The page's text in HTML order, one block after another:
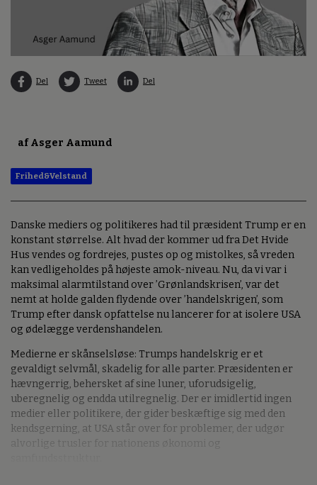
Del Tweet Del
af Asger Aamund
Frihed&Velstand
Danske mediers og politikeres had til præsident Trump er en
konstant størrelse. Alt hvad der kommer ud fra Det Hvide
Hus vendes og fordrejes, pustes op og mistolkes, så vreden
kan vedligeholdes på højeste amok-niveau. Nu, da vi var i
maksimal alarmtilstand over ’Grønlandskrisen’, var det
nemt at holde galden flydende over ’handelskrigen’, som
Trump efter dansk opfattelse nu lancerer for at isolere USA
og ødelægge verdenshandelen.
Medierne er skånselsløse: Trumps handelskrig er et
gevaldigt selvmål, skadelig for alle parter. Præsidenten er
hævngerrig, behersket af sine luner, uforudsigelig,
uberegnelig og endda utilregnelig. Der er imidlertid ingen
medier eller politikere, der gider beskæftige sig med den
kendsgerning, at USA står over for problemer, der udgør
alvorlige trusler for nationens økonomi og